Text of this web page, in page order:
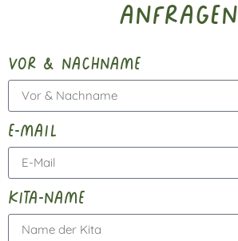
anfragen
vor & nachname
e-mail
kita-name